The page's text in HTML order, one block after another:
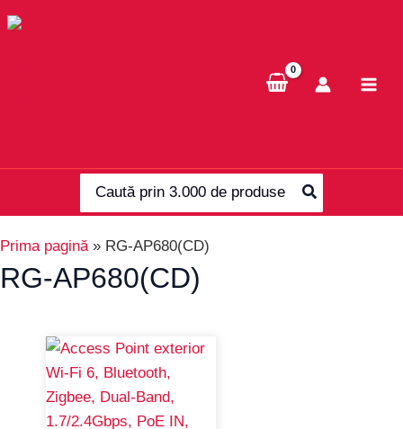
Skip
to
for:
Prima pagină» RG-AP680(CD)
RG-AP680(CD)